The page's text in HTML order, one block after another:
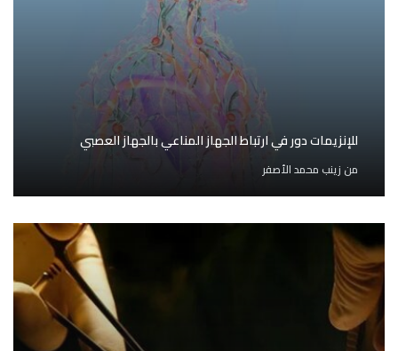
للإنزيمات دور في ارتباط الجهاز المناعي بالجهاز العصبي
من زينب محمد الأصفر